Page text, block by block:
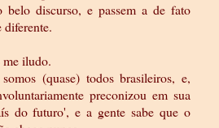
belo discurso, e passem a de fato
diferente.
iludo.
(quase) todos brasileiros, e,
preconizou em sua
do futuro', e a gente sabe que o